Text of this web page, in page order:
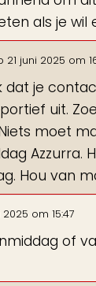
als je
21 juni 2025 om
dat je
uit.
moet
Azzurra.
Hou van
2025 om 15:47
of